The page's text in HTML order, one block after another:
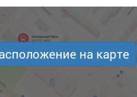
на карте